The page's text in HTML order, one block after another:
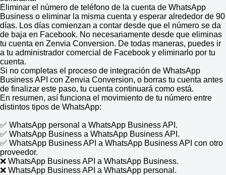
Eliminar el número de teléfono de la cuenta de WhatsApp
Business o eliminar la misma cuenta y esperar alrededor de 90
días. Los días comienzan a contar desde que el número se da
de baja en Facebook. No necesariamente desde que eliminas
tu cuenta en Zenvia Conversion. De todas maneras, puedes ir
a tu administrador comercial de Facebook y eliminarlo por tu
cuenta.
Si no completas el proceso de integración de WhatsApp
Business API con Zenvia Conversion, o borras tu cuenta antes
de finalizar este paso, tu cuenta continuará como está.
En resumen, así funciona el movimiento de tu número entre
distintos tipos de WhatsApp:
✅ WhatsApp personal a WhatsApp Business API.
✅ WhatsApp Business a WhatsApp Business API.
✅ WhatsApp Business API a WhatsApp Business API con otro
proveedor.
❌ WhatsApp Business API a WhatsApp Business.
❌ WhatsApp Business API a WhatsApp personal.